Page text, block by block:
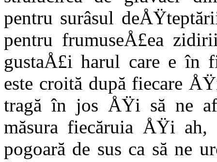
pentru surâsul
pentru frumuseÅ£ea
gustaÅ£i harul care e în
este croită după fieca­re
tragă în jos ÅŸi să ne
măsura fiecăruia ÅŸi
pogoară de sus ca să ne